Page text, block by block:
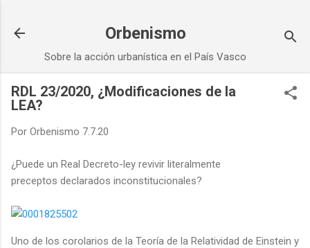
Orbenismo
Sobre la acción urbanística en el País Vasco
RDL 23/2020, ¿Modificaciones de la
LEA?
Por Orbenismo 7.7.20
¿Puede un Real Decreto-ley revivir literalmente
preceptos declarados inconstitucionales?
Uno de los corolarios de la Teoría de la Relatividad de Einstein y